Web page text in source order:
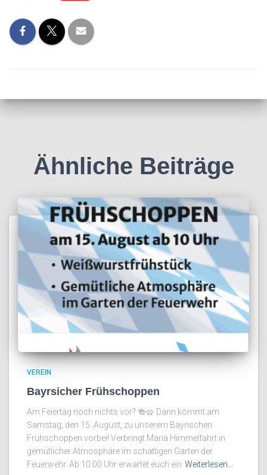
Ähnliche Beiträge
VEREIN
Bayrsicher Frühschoppen
Am Feiertag noch nichts vor? 🍻🥨 Dann kommt am
Samstag, den 15. August, zu unserem Bayrischen
Frühschoppen vorbei! Verbringt Mariä Himmelfahrt in
gemütlicher Atmosphäre im schattigen Garten der
Feuerwehr. Ab 10:00 Uhr erwartet euch ein Weiterlesen…